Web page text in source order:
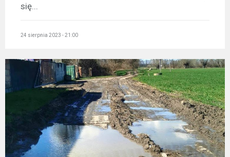
się...
24 sierpnia 2023 - 21:00